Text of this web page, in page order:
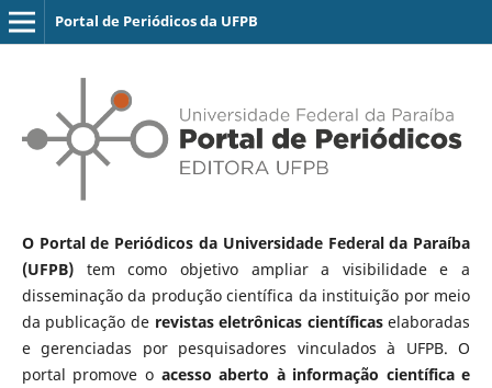
Portal de Periódicos da UFPB
O Portal de Periódicos da Universidade Federal da Paraíba
(UFPB)tem como objetivo ampliar a visibilidade e a
disseminação da produção científica da instituição por meio
da publicação de revistas eletrônicas científicaselaboradas
e gerenciadas por pesquisadores vinculados à UFPB. O
portal promove o acesso aberto à informação científica e